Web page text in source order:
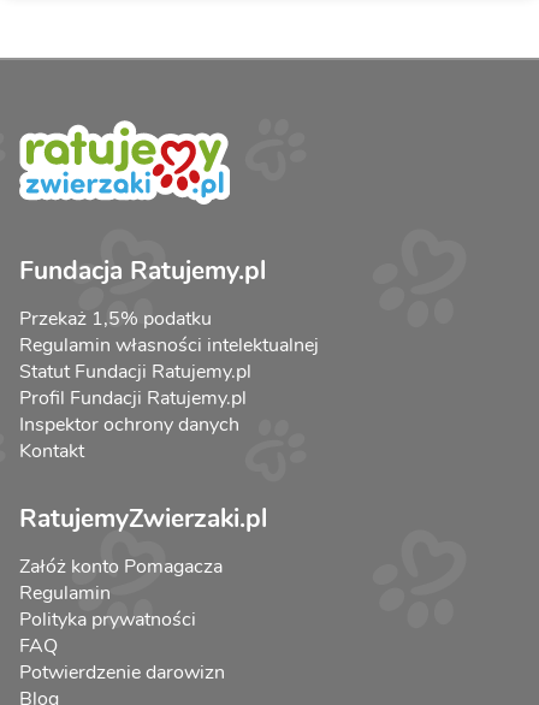
Fundacja Ratujemy.pl
Przekaż 1,5% podatku
Regulamin własności intelektualnej
Statut Fundacji Ratujemy.pl
Profil Fundacji Ratujemy.pl
Inspektor ochrony danych
Kontakt
RatujemyZwierzaki.pl
Załóż konto Pomagacza
Regulamin
Polityka prywatności
FAQ
Potwierdzenie darowizn
Blog